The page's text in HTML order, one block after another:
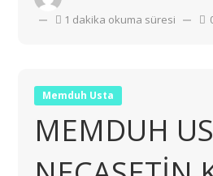
1 dakika okuma süresi
Memduh Usta
MEMDUH